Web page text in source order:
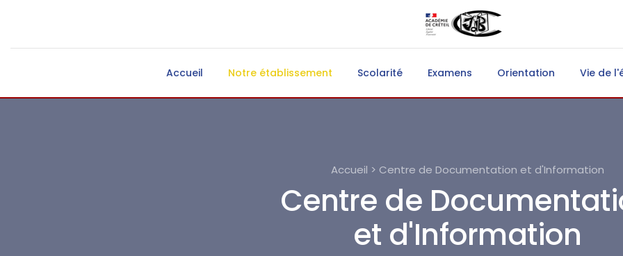
Accueil Notre établissement Scolarité Examens Orientation Vie de
Accueil > Centre de Documentation et d'Information
Centre de
et d'Information